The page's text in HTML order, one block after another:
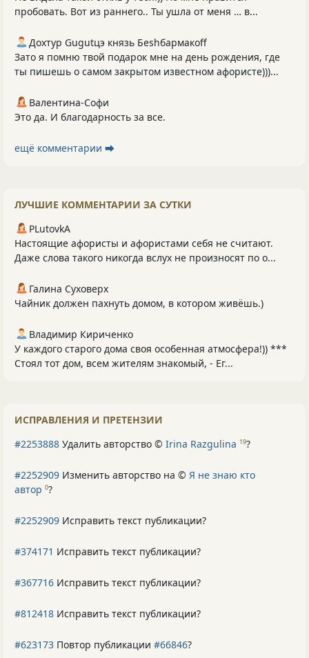
пробовать. Вот из раннего.. Ты ушла от меня … в...
Дохтур Gugutцэ князь Беshбармакоff
Зато я помню твой подарок мне на день рождения, где
ты пишешь о самом закрытом известном афористе)))...
Валентина-Софи
Это да. И благодарность за все.
ещё комментарии ⮕
ЛУЧШИЕ КОММЕНТАРИИ ЗА СУТКИ
PLutоvkА
Настоящие афористы и афористами себя не считают.
Даже слова такого никогда вслух не произносят по о...
Галина Суховерх
Чайник должен пахнуть домом, в котором живёшь.)
Владимир Кириченко
У каждого старого дома своя особенная атмосфера!)) ***
Стоял тот дом, всем жителям знакомый, - Ег...
ИСПРАВЛЕНИЯ И ПРЕТЕНЗИИ
#2253888 Удалить авторство © Irina Razgulina 19?
#2252909 Изменить авторство на © Я не знаю кто
автор 0?
#2252909 Исправить текст публикации?
#374171 Исправить текст публикации?
#367716 Исправить текст публикации?
#812418 Исправить текст публикации?
#623173 Повтор публикации #66846?